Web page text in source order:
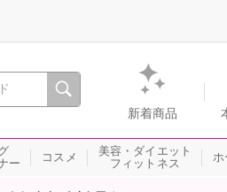
間を。通販・テレビショッピングのシ
新着商品
ー
コスメ
美容・ダイエット
フィットネス
ホ